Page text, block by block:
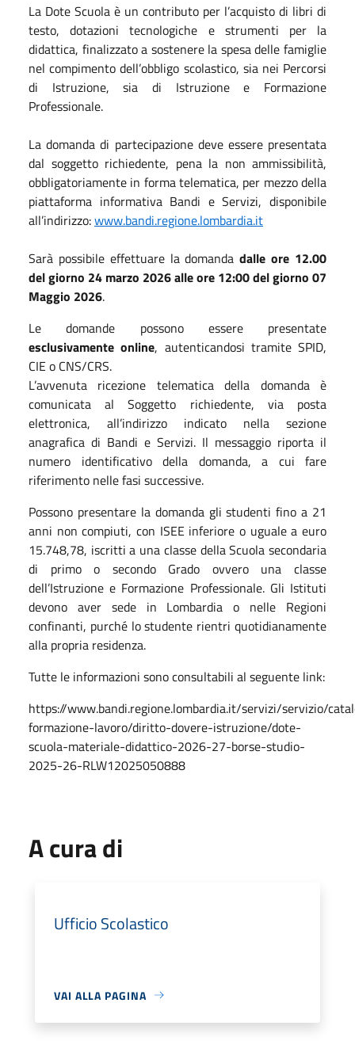
La Dote Scuola è un contributo per l’acquisto di libri di
testo, dotazioni tecnologiche e strumenti per la
didattica, finalizzato a sostenere la spesa delle famiglie
nel compimento dell’obbligo scolastico, sia nei Percorsi
di Istruzione, sia di Istruzione e Formazione
Professionale.
La domanda di partecipazione deve essere presentata
dal soggetto richiedente, pena la non ammissibilità,
obbligatoriamente in forma telematica, per mezzo della
piattaforma informativa Bandi e Servizi, disponibile
all’indirizzo:www.bandi.regione.lombardia.it
Sarà possibile effettuare la domandadalle ore 12.00
del giorno 24 marzo 2026 alle ore 12:00 del giorno 07
Maggio 2026.
Le domande possono essere presentate
esclusivamente online, autenticandosi tramite SPID,
CIE o CNS/CRS.
L’avvenuta ricezione telematica della domanda è
comunicata al Soggetto richiedente, via posta
elettronica, all’indirizzo indicato nella sezione
anagrafica di Bandi e Servizi. Il messaggio riporta il
numero identificativo della domanda, a cui fare
riferimento nelle fasi successive.
Possono presentare la domanda gli studenti fino a 21
anni non compiuti, con ISEE inferiore o uguale a euro
15.748,78, iscritti a una classe della Scuola secondaria
di primo o secondo Grado ovvero una classe
dell’Istruzione e Formazione Professionale. Gli Istituti
devono aver sede in Lombardia o nelle Regioni
confinanti, purché lo studente rientri quotidianamente
alla propria residenza.
Tutte le informazioni sono consultabili al seguente link:
https://www.bandi.regione.lombardia.it/servizi/servizio/
formazione-lavoro/diritto-dovere-istruzione/dote-
scuola-materiale-didattico-2026-27-borse-studio-
2025-26-RLW12025050888
A cura di
Ufficio Scolastico
VAI ALLA PAGINA